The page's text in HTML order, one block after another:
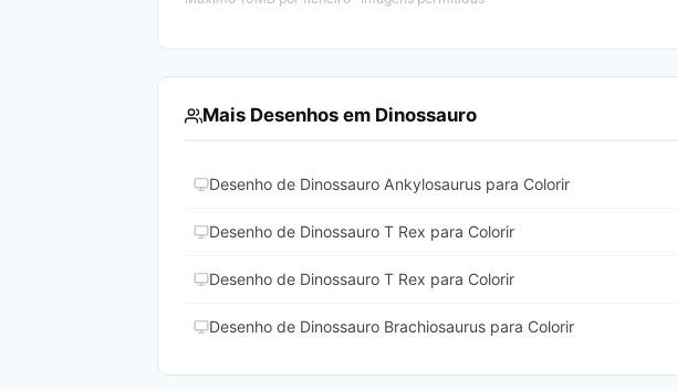
Mais Desenhos em Dinossauro
Desenho de Dinossauro Ankylosaurus para Colorir
Desenho de Dinossauro T Rex para Colorir
Desenho de Dinossauro T Rex para Colorir
Desenho de Dinossauro Brachiosaurus para Colorir